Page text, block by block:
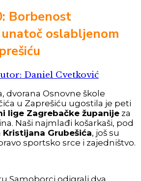
Borbenost
oslabljenom
Daniel Cvetković
dvorana Osnovne škole
u Zaprešiću ugostila je peti
lige Zagrebačke županije za
Naši najmlađi košarkaši, pod
Kristijana Grubešića, još su
sportsko srce i zajedništvo.